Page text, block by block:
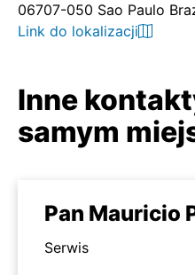
06707-050 Sao Paulo
Link do lokalizacji
Inne
samym
Pan Mauricio
Serwis